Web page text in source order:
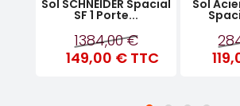
Sol SCHNEIDER Spacial
SF 1 Porte...
1384,00 €
149,00 € TTC
Sol